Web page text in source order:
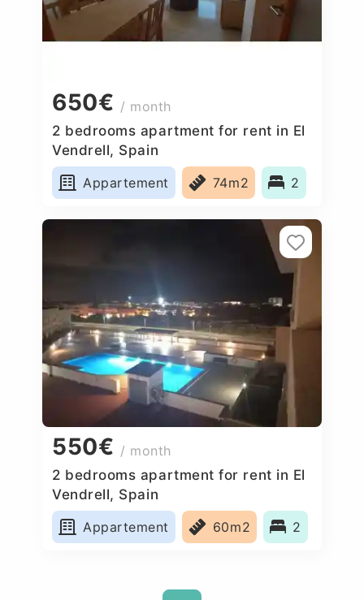
650€ / month
2 bedrooms apartment for rent in El
Vendrell, Spain
Appartement
74m2 2
550€ / month
2 bedrooms apartment for rent in El
Vendrell, Spain
Appartement
60m2 2